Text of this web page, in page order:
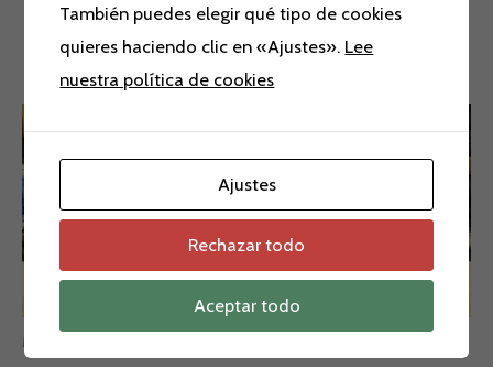
Productos relacionados
Maletas
También puedes elegir qué tipo de cookies
quieres haciendo clic en «Ajustes». Lee
nuestra política de cookies
Ajustes
Rechazar todo
Aceptar todo